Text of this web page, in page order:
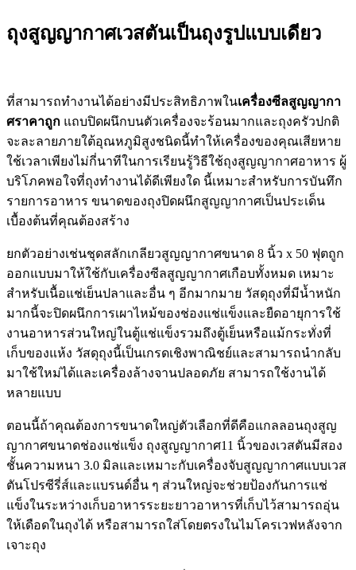
ถุงสูญญากาศเวสตันเป็นถุงรูปแบบเดียว
ที่สามารถทำงานได้อย่างมีประสิทธิภาพในเครื่องซีลสูญญากา
ศราคาถูก แถบปิดผนึกบนตัวเครื่องจะร้อนมากและถุงครัวปกติ
จะละลายภายใต้อุณหภูมิสูงชนิดนี้ทำให้เครื่องของคุณเสียหาย
ใช้เวลาเพียงไม่กี่นาทีในการเรียนรู้วิธีใช้ถุงสูญญากาศอาหาร ผู้
บริโภคพอใจที่ถุงทำงานได้ดีเพียงใด นี้เหมาะสำหรับการบันทึก
รายการอาหาร ขนาดของถุงปิดผนึกสูญญากาศเป็นประเด็น
เบื้องต้นที่คุณต้องสร้าง
ยกตัวอย่างเช่นชุดสลักเกลียวสูญญากาศขนาด 8 นิ้ว x 50 ฟุตถูก
ออกแบบมาให้ใช้กับเครื่องซีลสูญญากาศเกือบทั้งหมด เหมาะ
สำหรับเนื้อแช่เย็นปลาและอื่น ๆ อีกมากมาย วัสดุถุงที่มีน้ำหนัก
มากนี้จะปิดผนึกการเผาไหม้ของช่องแช่แข็งและยืดอายุการใช้
งานอาหารส่วนใหญ่ในตู้แช่แข็งรวมถึงตู้เย็นหรือแม้กระทั่งที่
เก็บของแห้ง วัสดุถุงนี้เป็นเกรดเชิงพาณิชย์และสามารถนำกลับ
มาใช้ใหม่ได้และเครื่องล้างจานปลอดภัย สามารถใช้งานได้
หลายแบบ
ตอนนี้ถ้าคุณต้องการขนาดใหญ่ตัวเลือกที่ดีคือแกลลอนถุงสูญ
ญากาศขนาดช่องแช่แข็ง ถุงสูญญากาศ11 นิ้วของเวสตันมีสอง
ชั้นความหนา 3.0 มิลและเหมาะกับเครื่องจับสูญญากาศแบบเวส
ตันโปรซีรี่ส์และแบรนด์อื่น ๆ ส่วนใหญ่จะช่วยป้องกันการแช่
แข็งในระหว่างเก็บอาหารระยะยาวอาหารที่เก็บไว้สามารถอุ่น
ให้เดือดในถุงได้ หรือสามารถใส่โดยตรงในไมโครเวฟหลังจาก
เจาะถุง